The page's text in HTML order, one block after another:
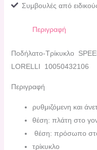
Συμβουλές από
Περιγραφή
Ποδήλατο-Τρίκυκλο
LORELLI 10050432106
Περιγραφή
ρυθμιζόμενη και
θέση: πλάτη στο
θέση: πρόσωπο
τρίκυκλο